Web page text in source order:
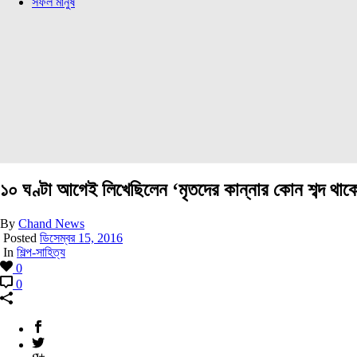
১০ ঘণ্টা আগেই লিখেছিলেন ‘মৃতদের কান্নার কোন শব্দ
By Chand News
Posted ডিসেম্বর 15, 2016
In শিল্প-সাহিত্য
0
0